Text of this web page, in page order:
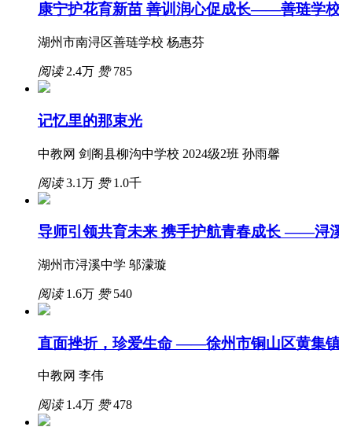
康宁护花育新苗 善训润心促成长——善琏学
湖州市南浔区善琏学校 杨惠芬
阅读2.4万 赞785
记忆里的那束光
中教网 剑阁县柳沟中学校 2024级2班 孙雨馨
阅读3.1万 赞1.0千
导师引领共育未来 携手护航青春成长 ——浔
湖州市浔溪中学 邬濛璇
阅读1.6万 赞540
直面挫折，珍爱生命 ——徐州市铜山区黄集
中教网 李伟
阅读1.4万 赞478